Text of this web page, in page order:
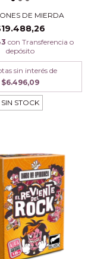
DE MIERDA
con Transferencia o
depósito
sin interés de
$6.496,09
SIN STOCK